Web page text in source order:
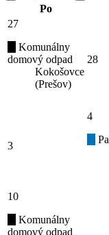
Po
27
Komunálny
domový odpad
Kokošovce
(Prešov)
28
3
4
10
Komunálny
domový odpad